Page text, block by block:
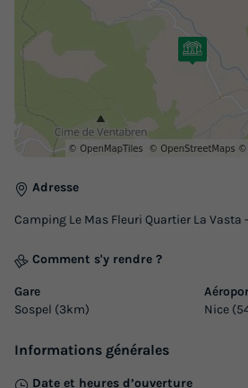
Meilleur prix pour 7 nuits
Modifier les dates
Voir les
MOBILHOME 6 personnes -
RIVIERA 29m² - 2 chambres
Adresse
Camping Le Mas Fleuri Quartier La Vasta
Comment s'y rendre ?
Gare
Sospel (3km)
Nice
Informations générales
Date et heures d’ouverture